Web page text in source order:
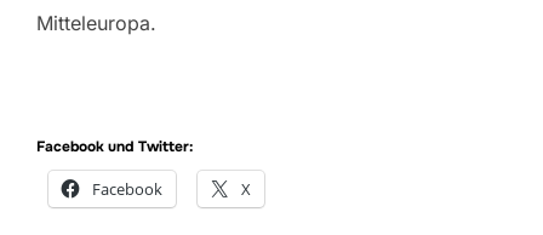
Mitteleuropa.
Facebook und Twitter:
Facebook X